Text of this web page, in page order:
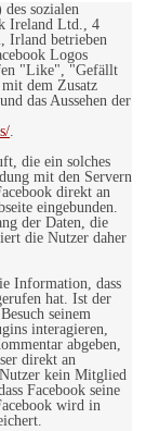
sozialen
Ireland Ltd., 4
Irland betrieben
Logos
"Like", "Gefällt
dem Zusatz
das Aussehen der
.
die ein solches
mit den Servern
direkt an
eingebunden.
der Daten, die
die Nutzer daher
Information, dass
hat. Ist der
seinem
interagieren,
abgeben,
direkt an
kein Mitglied
Facebook seine
wird in